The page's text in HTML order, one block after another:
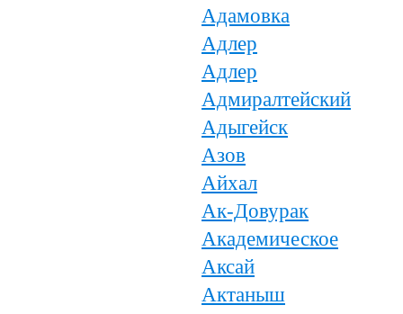
Адамовка
Адлер
Адлер
Адмиралтейский
Адыгейск
Азов
Айхал
Ак-Довурак
Академическое
Аксай
Актаныш